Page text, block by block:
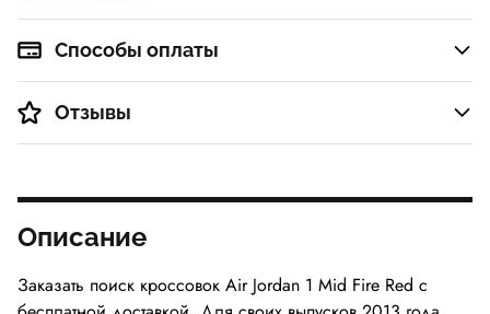
Способы оплаты
Отзывы
Описание
Заказать поиск кроссовок Air Jordan 1 Mid Fire Red с